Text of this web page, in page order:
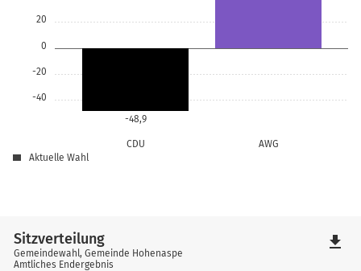
-40
-20
0
20
CDU AWG
-48,9
Aktuelle Wahl
Sitzverteilung
Gemeindewahl, Gemeinde Hohenaspe
Amtliches Endergebnis
file_download